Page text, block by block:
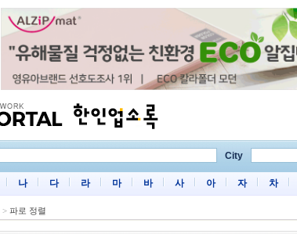
City
나 다 라 마 바 사 아 자 차
> 파로 정렬